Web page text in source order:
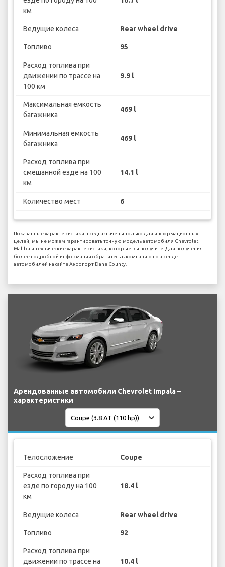
км
Ведущие колеса Rear wheel drive
Топливо 95
Расход топлива при
движении по трассе на
100 км
9.9 l
Максимальная емкость
багажника
469 l
Минимальная емкость
багажника
469 l
Расход топлива при
смешанной езде на 100
км
14.1 l
Количество мест 6
Показанные характеристики предназначены только для информационных
целей, мы не можем гарантировать точную модель автомобиля Chevrolet
Malibu и технические характеристики, которые вы получите. Для получения
более подробной информации обратитесь в компанию по аренде
автомобилей на сайте Аэропорт Dane County.
Арендованные автомобили Chevrolet Impala –
характеристики
Телосложение Coupe
Расход топлива при
езде по городу на 100
км
18.4 l
Ведущие колеса Rear wheel drive
Топливо 92
Расход топлива при
движении по трассе на
10.4 l